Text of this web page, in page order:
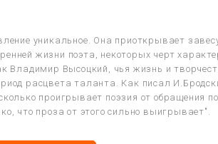
уникальное. Она приоткрывает
жизни поэта, некоторых черт
Владимир Высоцкий, чья жизнь и
расцвета таланта. Как писал
проигрывает поэзия от обращения
что проза от этого сильно выигрывает".